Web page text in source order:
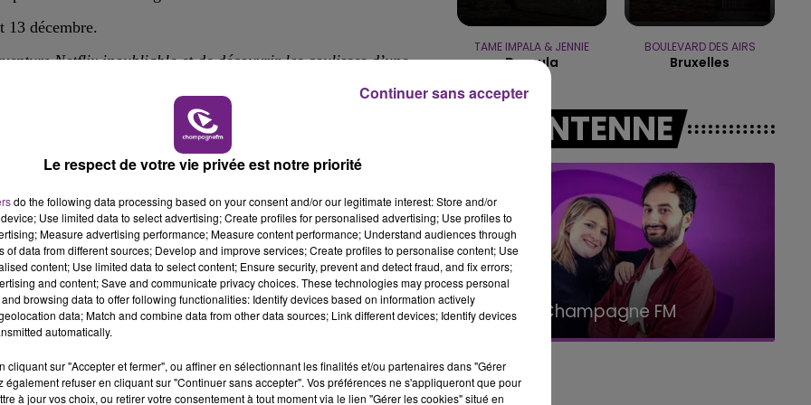
LE TICKET DE CAISSE LA RADIO POP
13 décembre.
Netflix inoubliable et de découvrir les coulisses d’une
le site
le lundi 25 novembre, entre Rethel et Vouziers.
ans.
à l’adresse :figuration.champagne@gmail.com, avec
Est.
de Noël avec Minka Kelly (Friday Night Lights, Charlie's
TAME IMPALA & JENNIE
Dracula
BOULEVARD DES AIRS
Bruxelles
A L'ANTENNE
14h00 - 15h00
La Radio Pop
15h00 - 19h00
Le Club Champagne FM
Le respect de votre vie privée est notre priorité
do the following data processing based on your consent and/or our legitimate interest: Store and/or
Use limited data to select advertising; Create profiles for personalised advertising; Use profiles to
Measure advertising performance; Measure content performance; Understand audiences through
of data from different sources; Develop and improve services; Create profiles to personalise content; Use
content; Use limited data to select content; Ensure security, prevent and detect fraud, and fix errors;
and content; Save and communicate privacy choices. These technologies may process personal
browsing data to offer following functionalities: Identify devices based on information actively
data; Match and combine data from other data sources; Link different devices; Identify devices
automatically.
cliquant sur "Accepter et fermer", ou affiner en sélectionnant les finalités et/ou partenaires dans "Gérer
également refuser en cliquant sur "Continuer sans accepter". Vos préférences ne s'appliqueront que pour
à jour vos choix, ou retirer votre consentement à tout moment via le lien "Gérer les cookies" situé en
Continuer sans accepter